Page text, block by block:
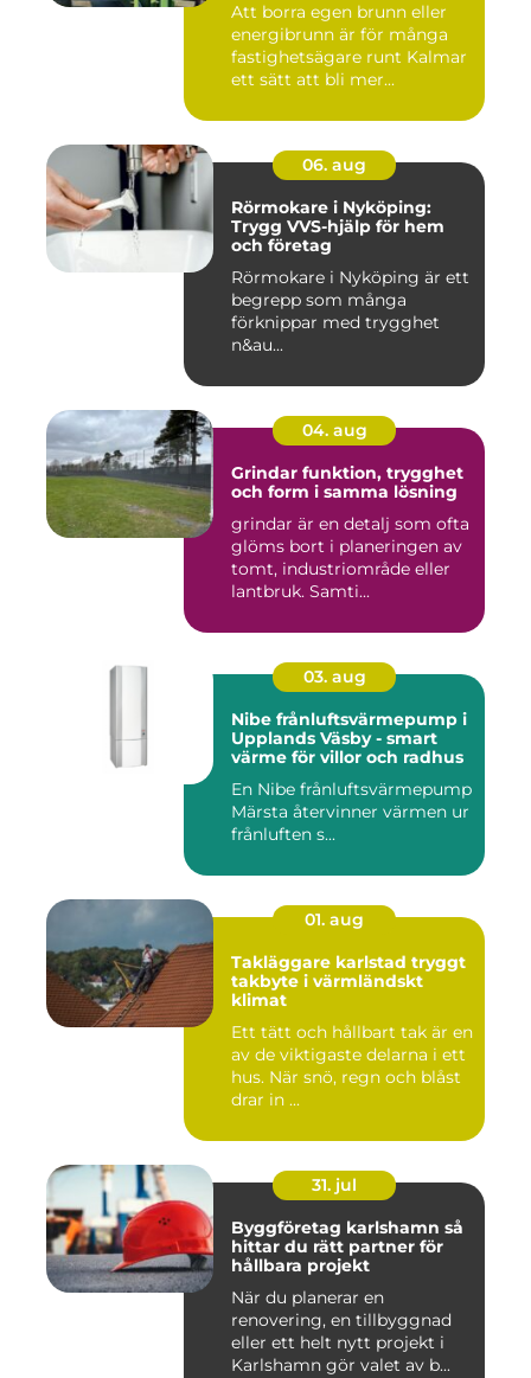
Att borra egen brunn eller
energibrunn är för många
fastighetsägare runt Kalmar
ett sätt att bli mer...
06. aug
Rörmokare i Nyköping:
Trygg VVS-hjälp för hem
och företag
Rörmokare i Nyköping är ett
begrepp som många
förknippar med trygghet
n&au...
04. aug
Grindar funktion, trygghet
och form i samma lösning
grindar är en detalj som ofta
glöms bort i planeringen av
tomt, industriområde eller
lantbruk. Samti...
03. aug
Nibe frånluftsvärmepump i
Upplands Väsby - smart
värme för villor och radhus
En Nibe frånluftsvärmepump
Märsta återvinner värmen ur
frånluften s...
01. aug
Takläggare karlstad tryggt
takbyte i värmländskt
klimat
Ett tätt och hållbart tak är en
av de viktigaste delarna i ett
hus. När snö, regn och blåst
drar in ...
31. jul
Byggföretag karlshamn så
hittar du rätt partner för
hållbara projekt
När du planerar en
renovering, en tillbyggnad
eller ett helt nytt projekt i
Karlshamn gör valet av b...